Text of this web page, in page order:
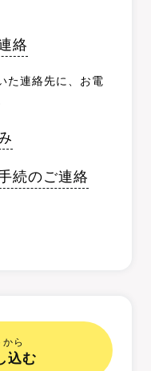
絡
た連絡先に、お電
続のご連絡
ら
込む